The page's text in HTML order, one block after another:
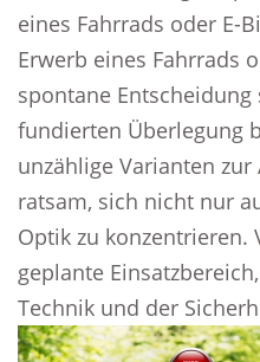
eines Fahrrads oder E-
Erwerb eines Fahrrads
spontane
fundierten Überlegung
unzählige Varianten
ratsam, sich nicht nur
Optik zu konzentrieren.
geplante
Technik und der